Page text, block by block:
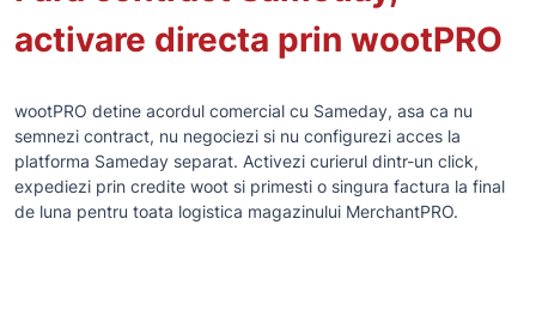
activare directa prin wootPRO
wootPRO detine acordul comercial cu Sameday, asa ca nu
semnezi contract, nu negociezi si nu configurezi acces la
platforma Sameday separat. Activezi curierul dintr-un click,
expediezi prin credite woot si primesti o singura factura la final
de luna pentru toata logistica magazinului MerchantPRO.